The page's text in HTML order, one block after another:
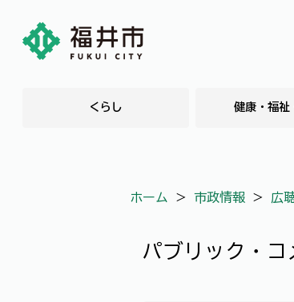
くらし 健康・福祉
ホーム ＞ 市政情報 ＞ 広
パブリック・コ